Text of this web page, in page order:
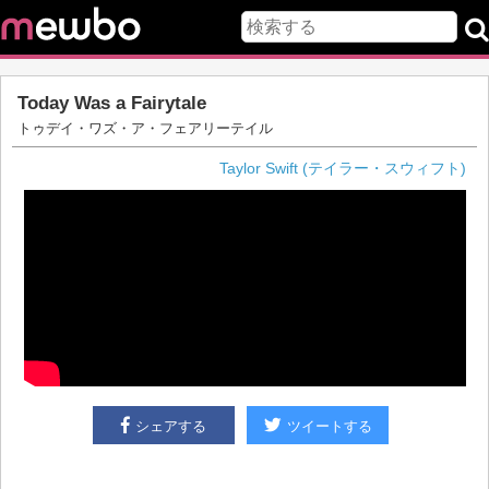
Today Was a Fairytale
トゥデイ・ワズ・ア・フェアリーテイル
Taylor Swift (テイラー・スウィフト)
シェアする ツイートする